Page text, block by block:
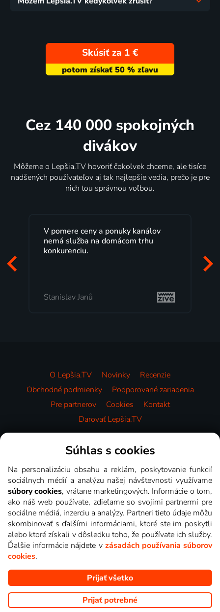
Skúsiť za 1 €
Cez 140 000 spokojných
divákov
Môžeme o Lepšia.TV hovoriť čokoľvek chceme, ale tisíce
nadšených používateľov aj tak najlepšie vedia, prečo je pre
nich tou správnou voľbou.
V pomere ceny a ponuky kanálov
nemá služba na domácom trhu
konkurenciu.
Stanislav Janů
O Lepšia.TV Novinky
Recenzie
Obchodné podmienky
Podporované zariadenia
Pre partnerov
Cookies
Kontakt
Darovať Lepšia.TV
Videotéka
Copyright © goNET s.r.o. Na tomto webe sú zobrazované obrázky
z relácií TV staníc, ktoré môžete sledovať v Lepšia.TV.
Súhlas s cookies
Na personalizáciu obsahu a reklám, poskytovanie funkcií
sociálnych médií a analýzu našej návštevnosti využívame
súbory cookies, vrátane marketingových. Informácie o tom,
ako náš web používate, zdieľame so svojimi partnermi pre
sociálne médiá, inzerciu a analýzy. Partneri tieto údaje môžu
skombinovať s ďalšími informáciami, ktoré ste im poskytli
alebo ktoré získali v dôsledku toho, že používate ich služby.
Ďalšie informácie nájdete v zásadách používania súborov
cookies.
Prijať všetko
Prijať potrebné